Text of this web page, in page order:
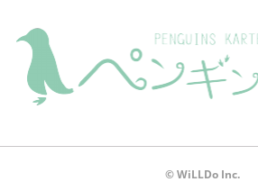
© WiLLDo Inc.